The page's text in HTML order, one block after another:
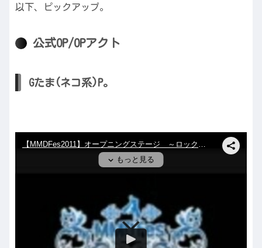
以下、ピックアップ。
公式OP/OPアクト
Gたま(ネコ系)P。